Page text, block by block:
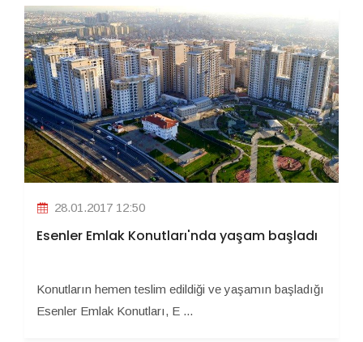
28.01.2017 12:50
Esenler Emlak Konutları'nda yaşam başladı
Konutların hemen teslim edildiği ve yaşamın başladığı
Esenler Emlak Konutları, E ...